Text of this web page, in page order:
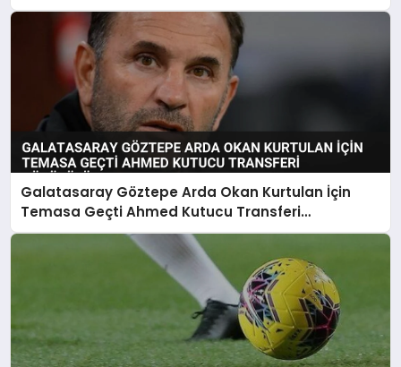
Galatasaray Göztepe Arda Okan Kurtulan İçin
Temasa Geçti Ahmed Kutucu Transferi
Görüşülüyor